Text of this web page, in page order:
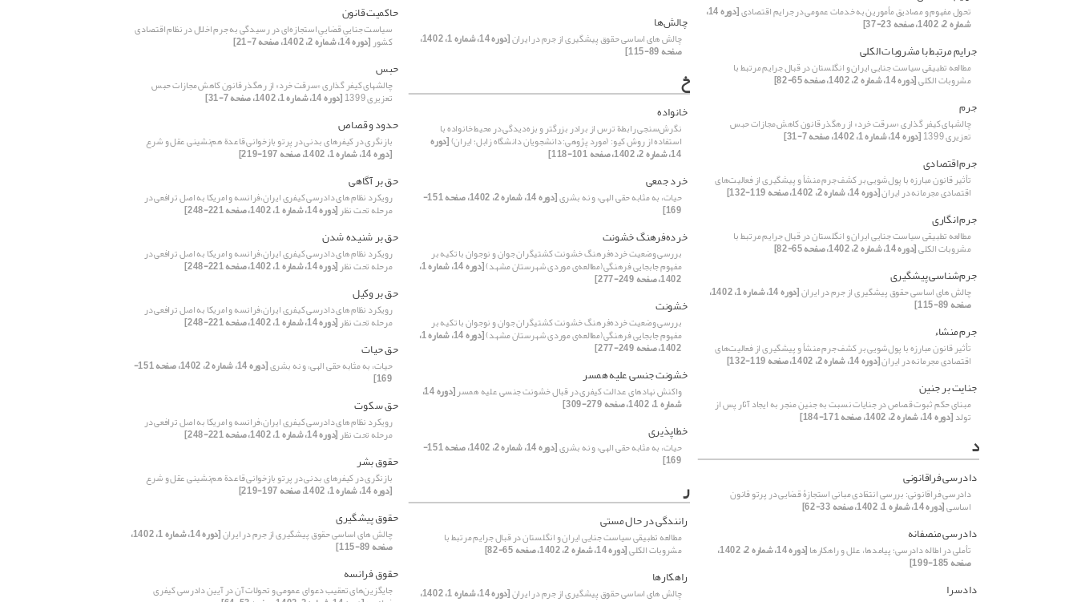
تحول مفهوم و مصادیق مأمورین به خدمات عمومی در جرایم اقتصادی [دوره 14،
شماره 2، 1402، صفحه 23-37]
جرایم مرتبط با مشروبات الکلی
مطالعه تطبیقی سیاست جنایی ایران و انگلستان در قبال جرایم مرتبط با
مشروبات الکلی[دوره 14، شماره 2، 1402، صفحه 65-82]
جرم
چالشهای کیفر گذاری «سرقت‌ خرد» از رهگذر قانون کاهش مجازات حبس
تعزیری 1399 [دوره 14، شماره 1، 1402، صفحه 7-31]
جرم اقتصادی
تأثیر قانون مبارزه با پول‌شویی بر کشف جرم منشأ و پیشگیری از فعالیت‌های
اقتصادی مجرمانه در ایران[دوره 14، شماره 2، 1402، صفحه 119-132]
جرم انگاری
مطالعه تطبیقی سیاست جنایی ایران و انگلستان در قبال جرایم مرتبط با
مشروبات الکلی[دوره 14، شماره 2، 1402، صفحه 65-82]
جرم‌شناسی پیشگیری
چالش های اساسی حقوق پیشگیری از جرم در ایران [دوره 14، شماره 1، 1402،
صفحه 89-115]
جرم منشاء
تأثیر قانون مبارزه با پول‌شویی بر کشف جرم منشأ و پیشگیری از فعالیت‌های
اقتصادی مجرمانه در ایران[دوره 14، شماره 2، 1402، صفحه 119-132]
جنایت بر جنین
مبنای حکم ثبوت قصاص در جنایات نسبت به جنین منجر به ایجاد آثار پس از
تولد[دوره 14، شماره 2، 1402، صفحه 171-184]
چالش‌ها
چالش های اساسی حقوق پیشگیری از جرم در ایران [دوره 14، شماره 1، 1402،
صفحه 89-115]
حاکمیت قانون
سیاست جناییِ قضاییِ استجازه‌ای در رسیدگی به جرم اخلال در نظام اقتصادی
کشور[دوره 14، شماره 2، 1402، صفحه 7-21]
حبس
چالشهای کیفر گذاری «سرقت‌ خرد» از رهگذر قانون کاهش مجازات حبس
تعزیری 1399 [دوره 14، شماره 1، 1402، صفحه 7-31]
حدود و قصاص
بازنگری در کیفرهای بدنی در پرتو بازخوانی قاعدة هم‌نشینی عقل و شرع
[دوره 14، شماره 1، 1402، صفحه 197-219]
حق‌ بر آگاهی‌
رویکرد نظام های دادرسی کیفری ایران،فرانسه و امریکا به اصل ترافعی در
مرحله تحت نظر[دوره 14، شماره 1، 1402، صفحه 221-248]
حق بر شنیده شدن
رویکرد نظام های دادرسی کیفری ایران،فرانسه و امریکا به اصل ترافعی در
مرحله تحت نظر[دوره 14، شماره 1، 1402، صفحه 221-248]
حق بر وکیل
رویکرد نظام های دادرسی کیفری ایران،فرانسه و امریکا به اصل ترافعی در
مرحله تحت نظر[دوره 14، شماره 1، 1402، صفحه 221-248]
حق حیات
حیات، به مثابه حقی الهی، و نه بشری [دوره 14، شماره 2، 1402، صفحه 151-
169]
حق سکوت
رویکرد نظام های دادرسی کیفری ایران،فرانسه و امریکا به اصل ترافعی در
مرحله تحت نظر[دوره 14، شماره 1، 1402، صفحه 221-248]
حقوق بشر
بازنگری در کیفرهای بدنی در پرتو بازخوانی قاعدة هم‌نشینی عقل و شرع
[دوره 14، شماره 1، 1402، صفحه 197-219]
حقوق پیشگیری
چالش های اساسی حقوق پیشگیری از جرم در ایران [دوره 14، شماره 1، 1402،
صفحه 89-115]
حقوق فرانسه
جایگزین‌های تعقیب دعوای عمومی و تحولات آن در آیین دادرسی کیفری
خ
خانواده
نگرش‌سنجی رابطة ترس از برادر بزرگتر و بزه‌دیدگی در محیط خانواده با
استفاده از روش کیو: (مورد پژوهی: دانشجویان دانشگاه زابل؛ ایران)[دوره
14، شماره 2، 1402، صفحه 101-118]
خرد جمعی
حیات، به مثابه حقی الهی، و نه بشری [دوره 14، شماره 2، 1402، صفحه 151-
169]
خرده‌فرهنگ خشونت
بررسی وضعیت خرده‌فرهنگ خشونت کشتیگران جوان و نوجوان با تکیه بر
مفهوم جابجایی فرهنگی(مطالعه‌ی موردی شهرستان مشهد) [دوره 14، شماره 1،
1402، صفحه 249-277]
خشونت
بررسی وضعیت خرده‌فرهنگ خشونت کشتیگران جوان و نوجوان با تکیه بر
مفهوم جابجایی فرهنگی(مطالعه‌ی موردی شهرستان مشهد) [دوره 14، شماره 1،
1402، صفحه 249-277]
خشونت جنسی علیه همسر
واکنش نهادهای عدالت کیفری در قبال خشونت جنسی علیه همسر [دوره 14،
شماره 1، 1402، صفحه 279-309]
خطاپذیری
حیات، به مثابه حقی الهی، و نه بشری [دوره 14، شماره 2، 1402، صفحه 151-
169] د
دادرسی فراقانونی
دادرسی فراقانونی: بررسی انتقادی مبانی استجازۀ قضایی در پرتو قانون
اساسی[دوره 14، شماره 1، 1402، صفحه 33-62]
دادرسی منصفانه
تأملی در اطاله دادرسی؛ پیامد‌ها، علل و راهکار‌ها [دوره 14، شماره 2، 1402،
صفحه 185-199]
دادسرا
ر
رانندگی در حال مستی
مطالعه تطبیقی سیاست جنایی ایران و انگلستان در قبال جرایم مرتبط با
مشروبات الکلی[دوره 14، شماره 2، 1402، صفحه 65-82]
راهکارها
چالش های اساسی حقوق پیشگیری از جرم در ایران [دوره 14، شماره 1، 1402،